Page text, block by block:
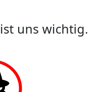
uns wichtig.